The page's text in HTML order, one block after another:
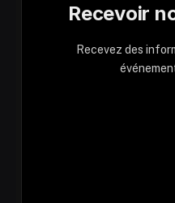
Recevoir
Recevez des